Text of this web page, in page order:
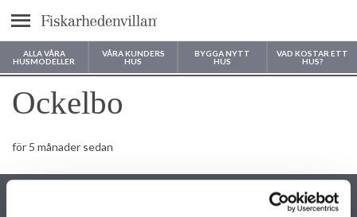
Meny
ALLA VÅRA
HUSMODELLER
VÅRA KUNDERS
HUS
BYGGA NYTT
HUS
VAD KOSTAR ETT
HUS?
Var vill du bygga ditt hus?
Ockelbo
för 5 månader sedan